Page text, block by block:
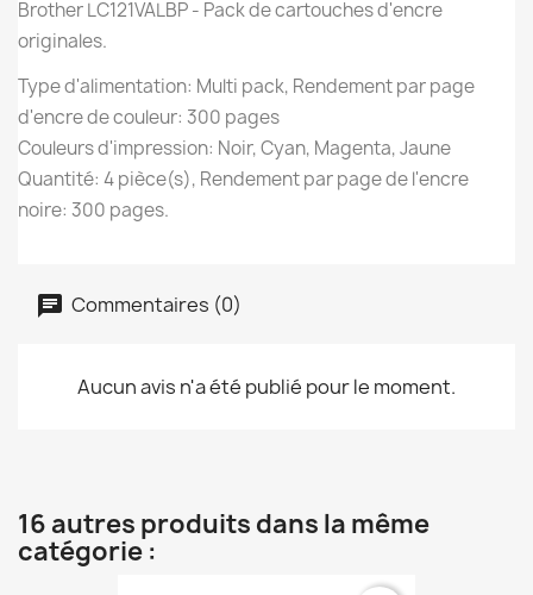
Brother LC121VALBP - Pack de cartouches d'encre
originales.
Type d'alimentation: Multi pack, Rendement par page
d'encre de couleur: 300 pages
Couleurs d'impression: Noir, Cyan, Magenta, Jaune
Quantité: 4 pièce(s), Rendement par page de l'encre
noire: 300 pages.
Commentaires (0)
Aucun avis n'a été publié pour le moment.
16 autres produits dans la même
catégorie :